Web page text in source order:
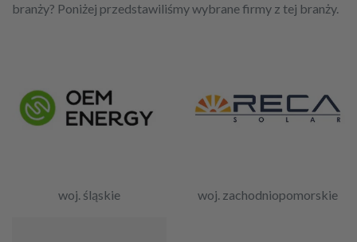
branży? Poniżej przedstawiliśmy wybrane firmy z tej branży.
woj. śląskie woj. zachodniopomorskie